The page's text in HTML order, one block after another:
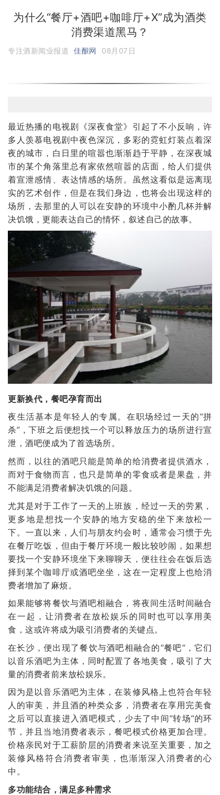
为什么“餐厅+酒吧+咖啡厅+X”成为酒类
消费渠道黑马？
专注酒新闻业报道 佳酿网 08月07日
最近热播的电视剧《深夜食堂》引起了不小反响，许
多人羡慕电视剧中夜色深沉，多彩的霓虹灯装点着深
夜的城市，白日里的喧嚣也渐渐趋于平静，在深夜城
市的某个角落里总有家依然喧嚣的店面，给人们提供
着宣泄感情、表达情感的场所。虽然这看似是远离现
实的艺术创作，但是在我们身边，也将会出现这样的
场所，去那里的人可以在安静的环境中小酌几杯并解
决饥饿，更能表达自己的情怀，叙述自己的故事。
更新换代，餐吧孕育而出
夜生活基本是年轻人的专属。在职场经过一天的“拼
杀”，下班之后便想找一个可以释放压力的场所进行宣
泄，酒吧便成为了首选场所。
然而，以往的酒吧只能是简单的给消费者提供酒水，
而对于食物而言，也只是简单的零食或者是果盘，并
不能满足消费者解决饥饿的问题。
尤其是对于工作了一天的上班族，经过一天的劳累，
更多地是想找一个安静的地方安稳的坐下来放松一
下。一直以来，人们与朋友约会时，通常会习惯于先
在餐厅吃饭，但由于餐厅环境一般比较吵闹，如果想
要找一个安静环境坐下来聊聊天，便往往会在饭后选
择到某个咖啡厅或酒吧坐坐，这在一定程度上也给消
费者增加了麻烦。
如果能够将餐饮与酒吧相融合，将夜间生活时间融合
在一起，让消费者在放松娱乐的同时也可以享用美
食，这或许将成为吸引消费者的关键点。
在长沙，便出现了餐饮与酒吧相融合的“餐吧”，它们
以音乐酒吧为主体，同时配置了各地美食，吸引了大
量的消费者前来放松娱乐。
因为是以音乐酒吧为主体，在装修风格上也符合年轻
人的审美，并且酒的种类众多，消费者在享用完美食
之后可以直接进入酒吧模式，少去了中间“转场”的环
节，并且当地消费者表示，餐吧模式价格更加合理。
价格亲民对于工薪阶层的消费者来说至关重要，加之
装修风格符合消费者审美，也渐渐深入消费者的心
中。
多功能结合，满足多种需求